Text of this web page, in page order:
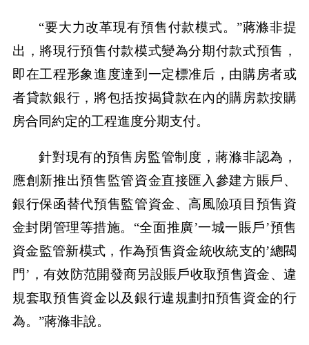
“要大力改革現有預售付款模式。”蔣滌非提
出，將現行預售付款模式變為分期付款式預售，
即在工程形象進度達到一定標准后，由購房者或
者貸款銀行，將包括按揭貸款在內的購房款按購
房合同約定的工程進度分期支付。
針對現有的預售房監管制度，蔣滌非認為，
應創新推出預售監管資金直接匯入參建方賬戶、
銀行保函替代預售監管資金、高風險項目預售資
金封閉管理等措施。“全面推廣’一城一賬戶’預售
資金監管新模式，作為預售資金統收統支的’總閥
門’，有效防范開發商另設賬戶收取預售資金、違
規套取預售資金以及銀行違規劃扣預售資金的行
為。”蔣滌非說。